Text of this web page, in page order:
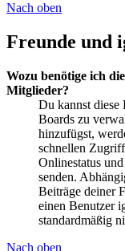
Nach oben
Freunde und
Wozu benötige ich
Mitglieder?
Du kannst diese
Boards zu
hinzufügst,
schnellen
Onlinestatus
senden.
Beiträge deiner
einen Benutzer
standardmäßig
Nach oben